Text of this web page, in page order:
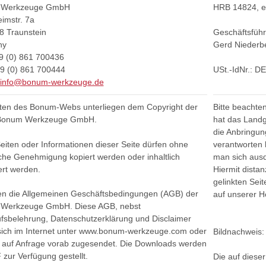
GmbH
7a
Traunstein
(0) 861 700436
(0) 861 700444
info@bonum-werkzeuge.de
HRB 14824,
Gerd
USt.-IdNr.:
des Bonum-Webs unterliegen dem Copyright der
Werkzeuge GmbH.
oder Informationen dieser Seite dürfen ohne
Genehmigung kopiert werden oder inhaltlich
werden.
die Allgemeinen Geschäftsbedingungen (AGB) der
GmbH. Diese AGB, nebst
Datenschutzerklärung und Disclaimer
im Internet unter www.bonum-werkzeuge.com oder
Anfrage vorab zugesendet. Die Downloads werden
zur Verfügung gestellt.
Bitte
hat das
die
verantworten
man sich
Hiermit
gelinkten
auf unserer
Bildnachweis:
Die auf